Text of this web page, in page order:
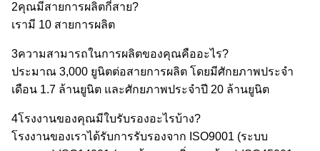
2คุณมีสายการผลิตกี่สาย?
เรามี 10 สายการผลิต
3ความสามารถในการผลิตของคุณคืออะไร?
ประมาณ 3,000 ยูนิตต่อสายการผลิต โดยมีศักยภาพประจํา
เดือน 1.7 ล้านยูนิต และศักยภาพประจําปี 20 ล้านยูนิต
4โรงงานของคุณมีใบรับรองอะไรบ้าง?
โรงงานของเราได้รับการรับรองจาก ISO9001 (ระบบ